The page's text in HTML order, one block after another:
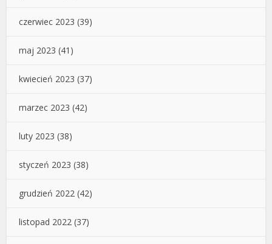
czerwiec 2023 (39)
maj 2023 (41)
kwiecień 2023 (37)
marzec 2023 (42)
luty 2023 (38)
styczeń 2023 (38)
grudzień 2022 (42)
listopad 2022 (37)